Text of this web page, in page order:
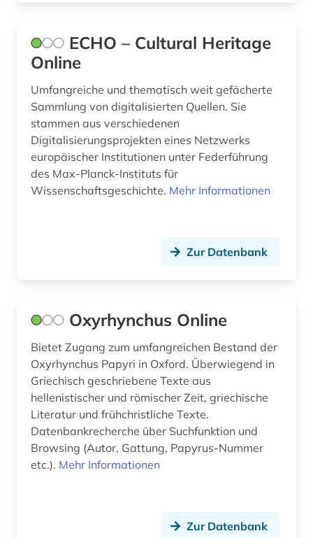
fid jüdische studien (1)
fid ost-, ostmittel- und südosteuropa (2)
fid religionswissenschaft (1)
film (1)
filmarchiv (1)
flugschrift (4)
forschung (1)
fortifikation (1)
fotografie (2)
fotographie (1)
fragment (4)
ECHO – Cultural Heritage
Online
Umfangreiche und thematisch weit gefächerte
Sammlung von digitalisierten Quellen. Sie
stammen aus verschiedenen
Digitalisierungsprojekten eines Netzwerks
europäischer Institutionen unter Federführung
des Max-Planck-Instituts für
Wissenschaftsgeschichte. Mehr Informationen
Zur Datenbank
Oxyrhynchus Online
Bietet Zugang zum umfangreichen Bestand der
Oxyrhynchus Papyri in Oxford. Überwiegend in
Griechisch geschriebene Texte aus
hellenistischer und römischer Zeit, griechische
Literatur und frühchristliche Texte.
Datenbankrecherche über Suchfunktion und
Browsing (Autor, Gattung, Papyrus-Nummer
etc.). Mehr Informationen
Zur Datenbank